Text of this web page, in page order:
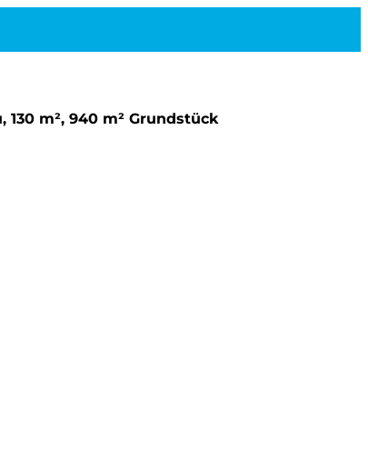
m², 940 m² Grundstück